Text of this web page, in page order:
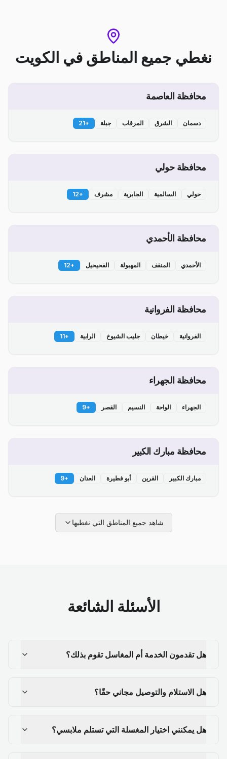
نغطي جميع المناطق في الكويت
محافظة العاصمة
دسمان الشرق المرقاب جبلة +
21
محافظة حولي
حولي السالمية الجابرية مشرف +
12
محافظة الأحمدي
الأحمدي المنقف المهبولة الفحيحيل +
12
محافظة الفروانية
الفروانية خيطان جليب الشيوخ الرابية +
11
محافظة الجهراء
الجهراء الواحة النسيم القصر +
9
محافظة مبارك الكبير
مبارك الكبير القرين أبو فطيرة العدان +
9
شاهد جميع المناطق التي نغطيها
الأسئلة الشائعة
هل تقدمون الخدمة أم المغاسل تقوم بذلك؟
هل الاستلام والتوصيل مجاني حقًا؟
هل يمكنني اختيار المغسلة التي تستلم ملابسي؟